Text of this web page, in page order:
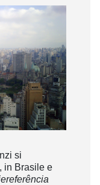
si
in Brasile e